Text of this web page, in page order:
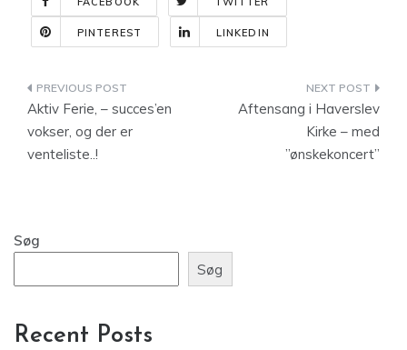
PINTEREST LINKEDIN
Indlægsnavigation
Aktiv Ferie, – succes’en
vokser, og der er
venteliste..!
Aftensang i Haverslev
Kirke – med
”ønskekoncert”
Søg
Søg
Recent Posts